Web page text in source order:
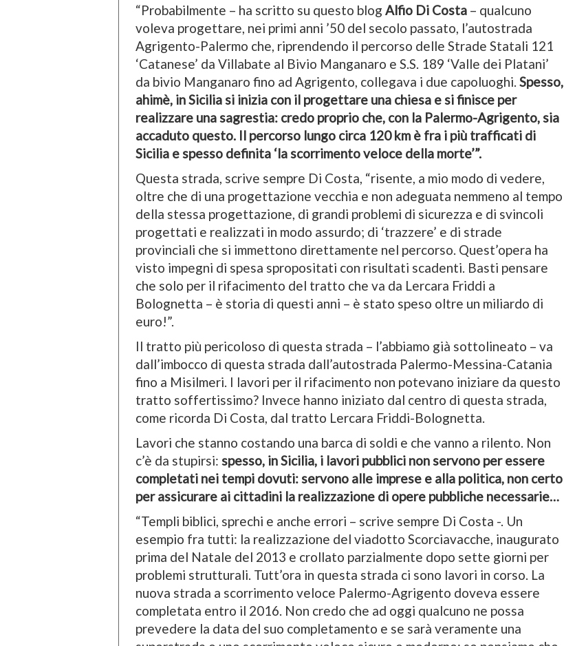
“Probabilmente – ha scritto su questo blog Alfio Di Costa – qualcuno
voleva progettare, nei primi anni ’50 del secolo passato, l’autostrada
Agrigento-Palermo che, riprendendo il percorso delle Strade Statali 121
‘Catanese’ da Villabate al Bivio Manganaro e S.S. 189 ‘Valle dei Platani’
da bivio Manganaro fino ad Agrigento, collegava i due capoluoghi. Spesso,
ahimè, in Sicilia si inizia con il progettare una chiesa e si finisce per
realizzare una sagrestia: credo proprio che, con la Palermo-Agrigento, sia
accaduto questo. Il percorso lungo circa 120 km è fra i più trafficati di
Sicilia e spesso definita ‘la scorrimento veloce della morte’”.
Questa strada, scrive sempre Di Costa, “risente, a mio modo di vedere,
oltre che di una progettazione vecchia e non adeguata nemmeno al tempo
della stessa progettazione, di grandi problemi di sicurezza e di svincoli
progettati e realizzati in modo assurdo; di ‘trazzere’ e di strade
provinciali che si immettono direttamente nel percorso. Quest’opera ha
visto impegni di spesa spropositati con risultati scadenti. Basti pensare
che solo per il rifacimento del tratto che va da Lercara Friddi a
Bolognetta – è storia di questi anni – è stato speso oltre un miliardo di
euro!”.
Il tratto più pericoloso di questa strada – l’abbiamo già sottolineato – va
dall’imbocco di questa strada dall’autostrada Palermo-Messina-Catania
fino a Misilmeri. I lavori per il rifacimento non potevano iniziare da questo
tratto soffertissimo? Invece hanno iniziato dal centro di questa strada,
come ricorda Di Costa, dal tratto Lercara Friddi-Bolognetta.
Lavori che stanno costando una barca di soldi e che vanno a rilento. Non
c’è da stupirsi: spesso, in Sicilia, i lavori pubblici non servono per essere
completati nei tempi dovuti: servono alle imprese e alla politica, non certo
per assicurare ai cittadini la realizzazione di opere pubbliche necessarie…
“Templi biblici, sprechi e anche errori – scrive sempre Di Costa -. Un
esempio fra tutti: la realizzazione del viadotto Scorciavacche, inaugurato
prima del Natale del 2013 e crollato parzialmente dopo sette giorni per
problemi strutturali. Tutt’ora in questa strada ci sono lavori in corso. La
nuova strada a scorrimento veloce Palermo-Agrigento doveva essere
completata entro il 2016. Non credo che ad oggi qualcuno ne possa
prevedere la data del suo completamento e se sarà veramente una